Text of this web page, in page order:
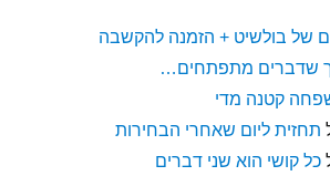
של בולשיט + הזמנה להקשבה
שדברים מתפתחים…
קטנה מדי
תחזית ליום שאחרי הבחירות
כל קושי הוא שני דברים